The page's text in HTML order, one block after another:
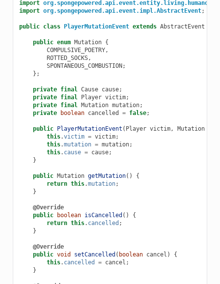
import
import org.spongepowered.api.event.impl.AbstractEvent;
public class PlayerMutationEvent extends AbstractEvent
public enum Mutation {
COMPULSIVE_POETRY,
ROTTED_SOCKS,
SPONTANEOUS_COMBUSTION ;
};
private final Cause cause;
private final Player victim;
private final Mutation mutation;
private
boolean cancelled = false;
public PlayerMutationEvent ( Player victim, Mutation
this.victim = victim;
this.mutation = mutation;
this. cause = cause;
}
public Mutation getMutation()
{
return this.mutation;
}
@Override
public
boolean isCancelled ()
{
return this. cancelled ;
}
@Override
public void setCancelled ( boolean cancel )
{
this. cancelled = cancel ;
}